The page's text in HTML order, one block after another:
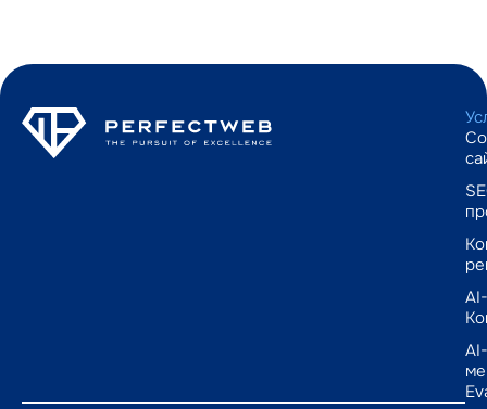
AI-
AI-